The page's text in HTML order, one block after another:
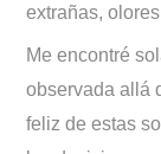
extrañas,
Me encontré
observada allá
feliz de estas